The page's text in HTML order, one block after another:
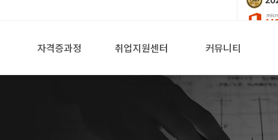
자격증과정 취업지원센터 커뮤니티